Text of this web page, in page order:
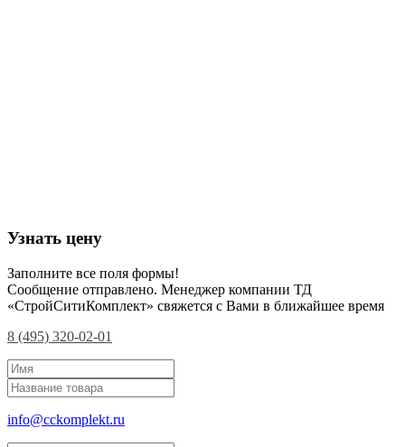
Узнать цену
Заполните все поля формы!
Сообщение отправлено. Менеджер компании ТД
«СтройСитиКомплект» свяжется с Вами в ближайшее время
8 (495) 320-02-01
info@cckomplekt.ru